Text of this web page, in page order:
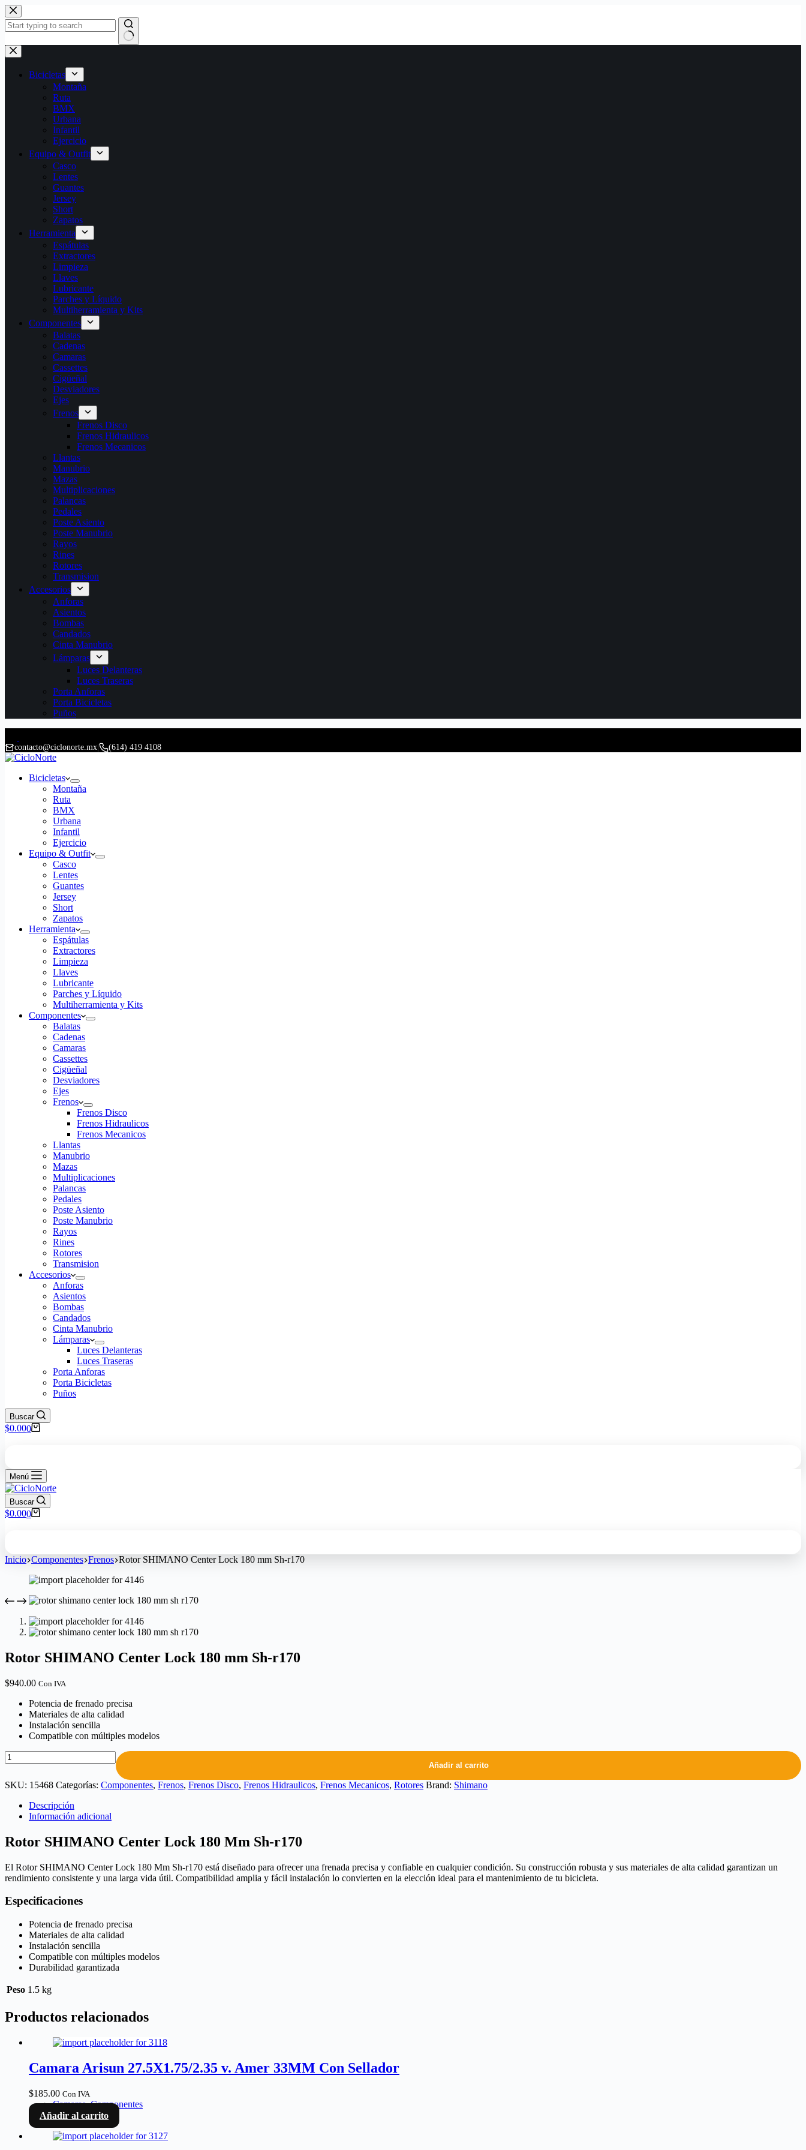
Bicicletas
Montaña
Ruta
BMX
Urbana
Infantil
Ejercicio
Equipo & Outfit
Casco
Lentes
Guantes
Jersey
Short
Zapatos
Herramienta
Espátulas
Extractores
Limpieza
Llaves
Lubricante
Parches y Líquido
Multiherramienta y Kits
Componentes
Balatas
Cadenas
Camaras
Cassettes
Cigüeñal
Desviadores
Ejes
Frenos
Frenos Disco
Frenos Hidraulicos
Frenos Mecanicos
Llantas
Manubrio
Mazas
Multiplicaciones
Palancas
Pedales
Poste Asiento
Poste Manubrio
Rayos
Rines
Rotores
Transmision
Accesorios
Anforas
Asientos
Bombas
Candados
Cinta Manubrio
Lámparas
Luces Delanteras
Luces Traseras
Porta Anforas
Porta Bicicletas
Puños
contacto@ciclonorte.mx (614) 419 4108
Bicicletas
Montaña
Ruta
BMX
Urbana
Infantil
Ejercicio
Equipo & Outfit
Casco
Lentes
Guantes
Jersey
Short
Zapatos
Herramienta
Espátulas
Extractores
Limpieza
Llaves
Lubricante
Parches y Líquido
Multiherramienta y Kits
Componentes
Balatas
Cadenas
Camaras
Cassettes
Cigüeñal
Desviadores
Ejes
Frenos
Frenos Disco
Frenos Hidraulicos
Frenos Mecanicos
Llantas
Manubrio
Mazas
Multiplicaciones
Palancas
Pedales
Poste Asiento
Poste Manubrio
Rayos
Rines
Rotores
Transmision
Accesorios
Anforas
Asientos
Bombas
Candados
Cinta Manubrio
Lámparas
Luces Delanteras
Luces Traseras
Porta Anforas
Porta Bicicletas
Puños
Buscar
$0.000
Menú
Buscar
$0.000
Inicio Componentes Frenos Rotor SHIMANO Center Lock 180 mm Sh-r170
Rotor SHIMANO Center Lock 180 mm Sh-r170
$940.00 Con IVA
Potencia de frenado precisa
Materiales de alta calidad
Instalación sencilla
Compatible con múltiples modelos
Añadir al carrito
SKU: 15468 Categorías: Componentes, Frenos, Frenos Disco, Frenos Hidraulicos, Frenos Mecanicos, Rotores Brand: Shimano
Descripción
Información adicional
Rotor SHIMANO Center Lock 180 Mm Sh-r170
El Rotor SHIMANO Center Lock 180 Mm Sh-r170 está diseñado para ofrecer una frenada precisa y confiable en cualquier condición. Su construcción robusta y sus materiales de alta calidad garantizan un
rendimiento consistente y una larga vida útil. Compatibilidad amplia y fácil instalación lo convierten en la elección ideal para el mantenimiento de tu bicicleta.
Especificaciones
Potencia de frenado precisa
Materiales de alta calidad
Instalación sencilla
Compatible con múltiples modelos
Durabilidad garantizada
Peso 1.5 kg
Productos relacionados
Camara Arisun 27.5X1.75/2.35 v. Amer 33MM Con Sellador
$185.00 Con IVA
Camaras,Componentes
Añadir al carrito